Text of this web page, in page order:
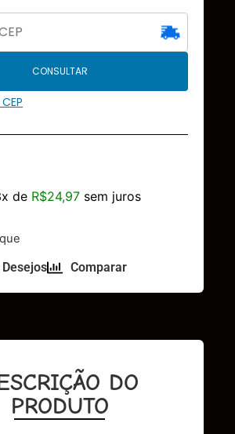
CONSULTAR
de R$24,97 sem juros
Comparar
DO
PRODUTO